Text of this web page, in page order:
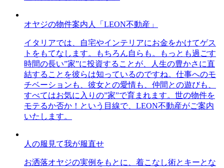
オヤジの物件案内人「LEON不動産」
イタリアでは、自宅やインテリアにお金をかけてゲス
トをもてなします。もちろん自らも。もっとも過ごす
時間の長い”家”に投資することが、人生の豊かさに直
結することを彼らは知っているのですね。仕事へのモ
チベーションも、彼女との愛情も、仲間との遊びも、
すべてはお気に入りの”家”で育まれます。世の物件を
モテるか否か！という目線で、LEON不動産がご案内
いたします。
人の服見て我が服直せ
お洒落オヤジの実例をもとに、着こなし術とキーとな